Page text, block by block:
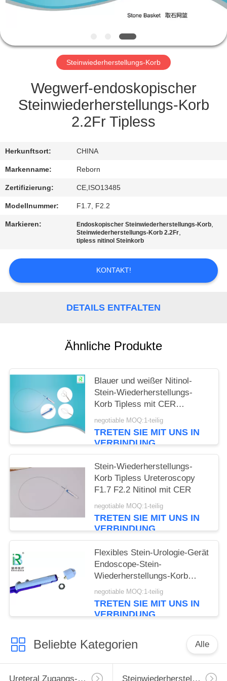
SIE
MIT
VERBINDUNG
SIE
EIN
ZITAT
POLICY
Steinwiederherstellungs-Korb
Wegwerf-endoskopischer
Steinwiederherstellungs-Korb
2.2Fr Tipless
Herkunftsort: CHINA
Markenname: Reborn
Zertifizierung: CE,ISO13485
Modellnummer: F1.7, F2.2
Markieren: Endoskopischer Steinwiederherstellungs-Korb,
Steinwiederherstellungs-Korb 2.2Fr,
tipless nitinol Steinkorb
KONTAKT!
DETAILS ENTFALTEN
Ähnliche Produkte
Blauer und weißer Nitinol-
Stein-Wiederherstellungs-
Korb Tipless mit CER
ISO13485
negotiable MOQ:1-teilig
TRETEN SIE MIT UNS IN
VERBINDUNG
Stein-Wiederherstellungs-
Korb Tipless Ureteroscopy
F1.7 F2.2 Nitinol mit CER
negotiable MOQ:1-teilig
TRETEN SIE MIT UNS IN
VERBINDUNG
Flexibles Stein-Urologie-Gerät
Endoscope-Stein-
Wiederherstellungs-Korb
Tipless Ngage
negotiable MOQ:1-teilig
TRETEN SIE MIT UNS IN
VERBINDUNG
Beliebte Kategorien Alle
Ureteral Zugangs-Hülle Steinwiederherstellungs-Korb